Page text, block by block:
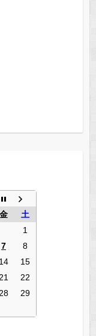
金
土
1
7
8
14
15
21
22
28
29